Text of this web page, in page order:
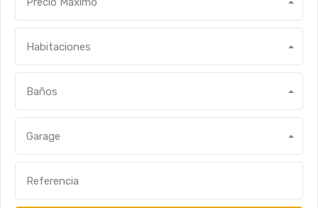
Habitaciones
Baños
Garage